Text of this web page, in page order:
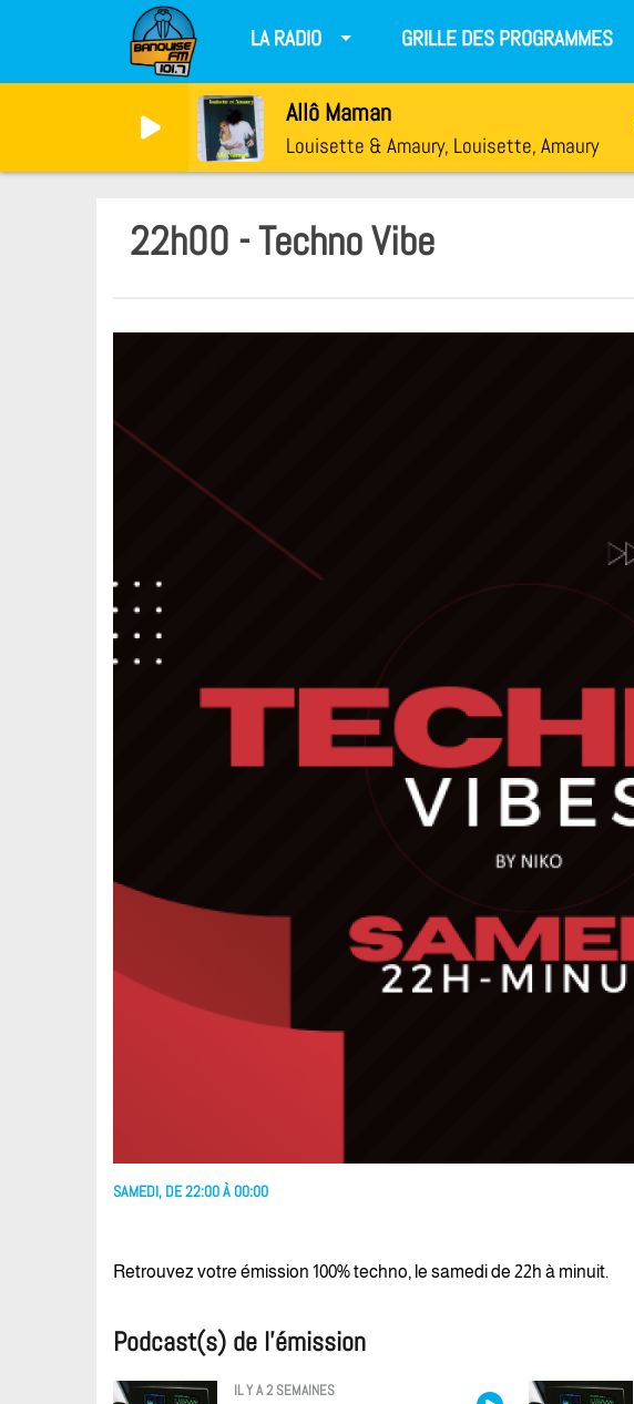
LA RADIO GRILLE DES PROGRAMMES
Allô Maman
Louisette & Amaury, Louisette, Amaury
22h00 - Techno Vibe
SAMEDI, DE 22:00 À 00:00
Retrouvez votre émission 100% techno, le samedi de 22h à minuit.
Podcast(s) de l’émission
IL Y A 2 SEMAINES